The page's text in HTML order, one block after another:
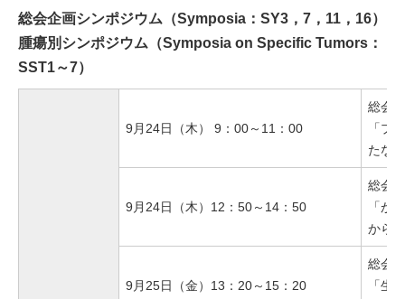
総会企画シンポジウム（Symposia：SY3，7，11，16）
腫瘍別シンポジウム（Symposia on Specific Tumors：
SST1～7）
9月24日（木） 9：00～11：00
総会
「プ
たな
9月24日（木）12：50～14：50
総会
「が
から
9月25日（金）13：20～15：20
総会
「生